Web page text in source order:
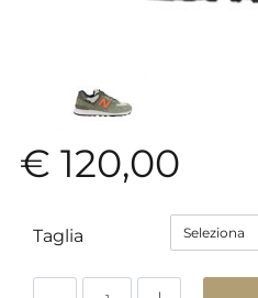
€ 120,00
Taglia Seleziona